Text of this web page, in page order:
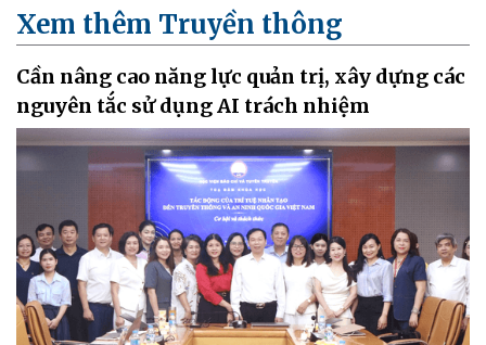
Xem thêm Truyền thông
Cần nâng cao năng lực quản trị, xây dựng các
nguyên tắc sử dụng AI trách nhiệm